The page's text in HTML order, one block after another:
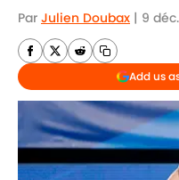
Par Julien Doubax | 9
Add us